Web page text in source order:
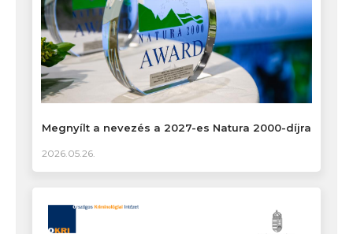
Megnyílt a nevezés a 2027-es Natura 2000-díjra
2026.05.26.